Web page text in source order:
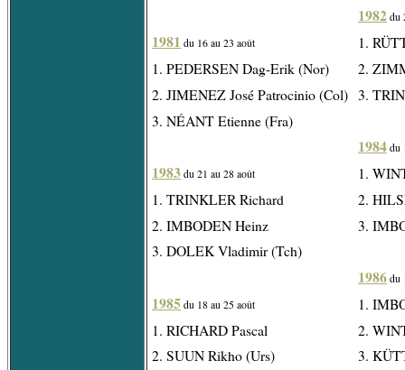
1981 du 16 au 23 août
1. PEDERSEN Dag-Erik (Nor)
2. JIMENEZ José Patrocinio (Col)
3. NÉANT Etienne (Fra)
1983 du 21 au 28 août
1. TRINKLER Richard
2. IMBODEN Heinz
3. DOLEK Vladimir (Tch)
1985 du 18 au 25 août
1. RICHARD Pascal
2. SUUN Rikho (Urs)
1982 du
1.
2.
3.
1984 du
1.
2.
3.
1986 du
1.
2.
3.